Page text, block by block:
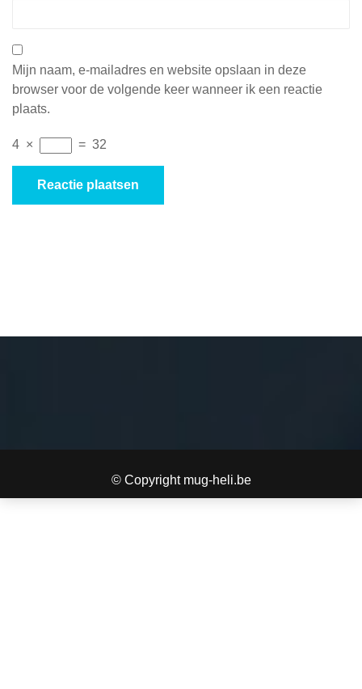
Mijn naam, e-mailadres en website opslaan in deze
browser voor de volgende keer wanneer ik een reactie
plaats.
4 × = 32
© Copyright mug-heli.be